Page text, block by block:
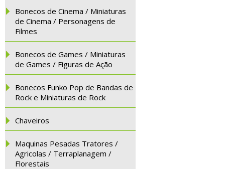
Bonecos de Cinema / Miniaturas
de Cinema / Personagens de
Filmes
Bonecos de Games / Miniaturas
de Games / Figuras de Ação
Bonecos Funko Pop de Bandas de
Rock e Miniaturas de Rock
Chaveiros
Maquinas Pesadas Tratores /
Agricolas / Terraplanagem /
Florestais